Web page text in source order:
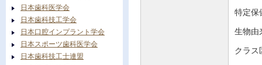
特定
生物
クラ
日本歯科医学会
日本歯科技工学会
日本口腔インプラント学会
日本スポーツ歯科医学会
日本歯科技工士連盟